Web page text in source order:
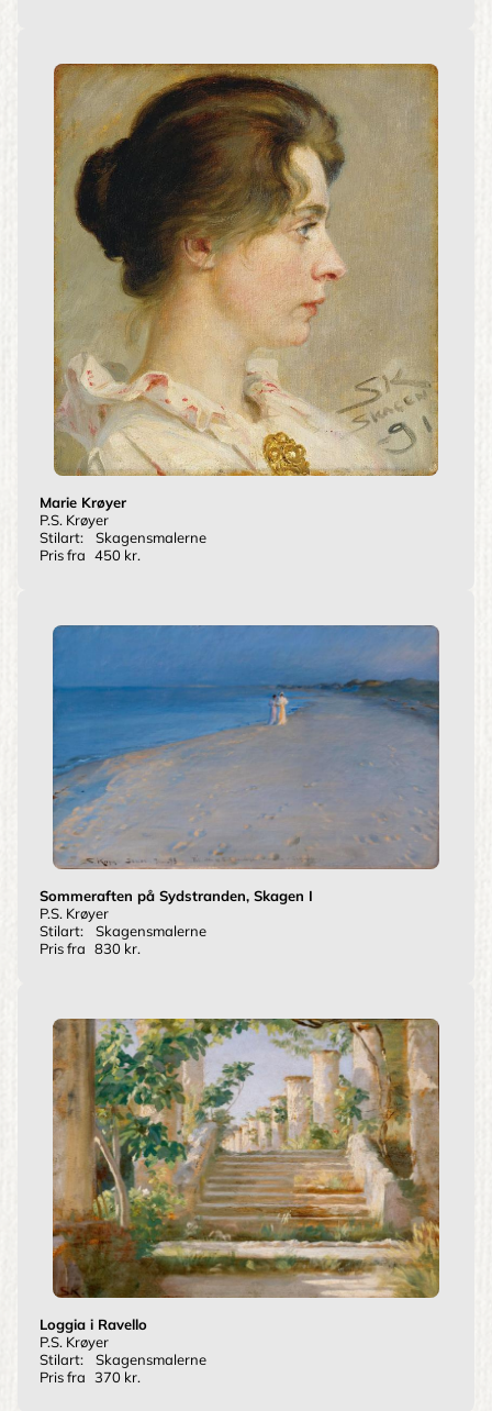
Marie Krøyer
P.S. Krøyer
Stilart:
Skagensmalerne
Pris fra 450 kr.
Sommeraften på Sydstranden, Skagen I
P.S. Krøyer
Stilart:
Skagensmalerne
Pris fra 830 kr.
Loggia i Ravello
P.S. Krøyer
Stilart:
Skagensmalerne
Pris fra 370 kr.